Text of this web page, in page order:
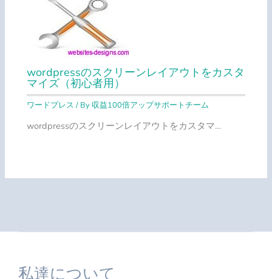
wordpressのスクリーンレイアウトをカスタ
マイズ（初心者用）
ワードプレス / By 収益100倍アップサポートチーム
wordpressのスクリーンレイアウトをカスタマ…
私達について